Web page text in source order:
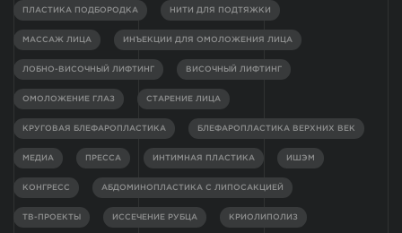
ПЛАСТИКА ПОДБОРОДКА НИТИ ДЛЯ ПОДТЯЖКИ
МАССАЖ ЛИЦА ИНЪЕКЦИИ ДЛЯ ОМОЛОЖЕНИЯ ЛИЦА
ЛОБНО-ВИСОЧНЫЙ ЛИФТИНГ ВИСОЧНЫЙ ЛИФТИНГ
ОМОЛОЖЕНИЕ ГЛАЗ СТАРЕНИЕ ЛИЦА
КРУГОВАЯ БЛЕФАРОПЛАСТИКА БЛЕФАРОПЛАСТИКА ВЕРХНИХ ВЕК
МЕДИА ПРЕССА ИНТИМНАЯ ПЛАСТИКА ИШЭМ
КОНГРЕСС АБДОМИНОПЛАСТИКА С ЛИПОСАКЦИЕЙ
ТВ-ПРОЕКТЫ ИССЕЧЕНИЕ РУБЦА КРИОЛИПОЛИЗ